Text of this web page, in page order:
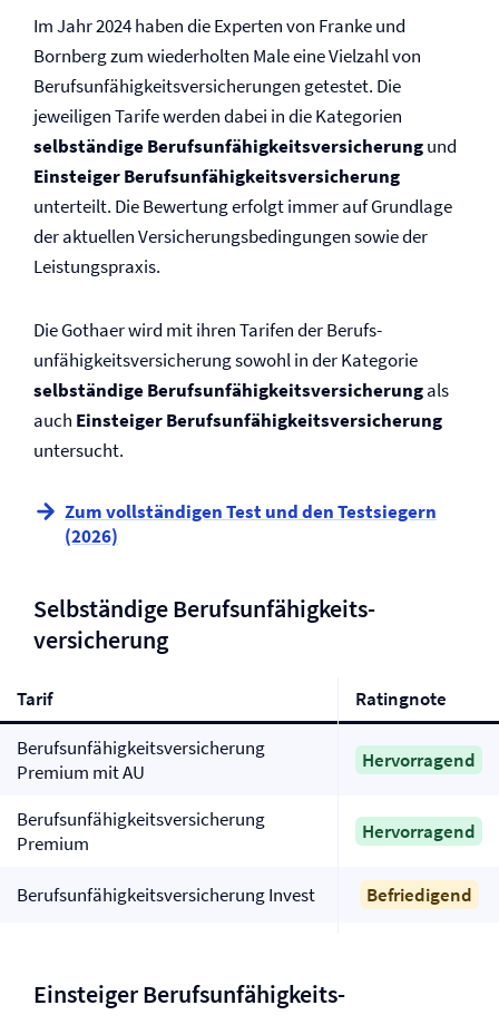
Im Jahr 2024 haben die Experten von Franke und
Bornberg zum wiederholten Male eine Vielzahl von
Berufs­unfähigkeits­versicherungen getestet. Die
jeweiligen Tarife werden dabei in die Kategorien
selbständige Berufs­unfähigkeits­versicherungund
Einsteiger Berufs­unfähigkeits­versicherung
unterteilt. Die Bewertung erfolgt immer auf Grundlage
der aktuellen Versicherungs­bedingungen sowie der
Leistungspraxis.
Die Gothaer wird mit ihren Tarifen der Berufs­
unfähigkeits­versicherung sowohl in der Kategorie
selbständige Berufs­unfähigkeits­versicherungals
auch Einsteiger Berufs­unfähigkeits­versicherung
untersucht.
Zum vollständigen Test und den Testsiegern
(2026)
Selbständige Berufs­unfähigkeits­
versicherung
Tarif
Ratingnote
Berufs­unfähigkeits­versicherung
Premium mit AU
Hervorragend
Berufs­unfähigkeits­versicherung
Premium
Hervorragend
Berufs­unfähigkeits­versicherung Invest Befriedigend
Einsteiger Berufs­unfähigkeits­